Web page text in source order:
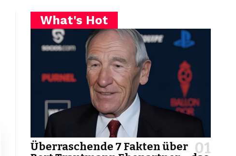
What's Hot
Überraschende 7 Fakten über